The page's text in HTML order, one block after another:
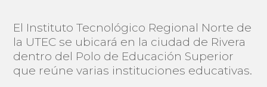
El Instituto Tecnológico Regional Norte de
la UTEC se ubicará en la ciudad de Rivera
dentro del Polo de Educación Superior
que reúne varias instituciones educativas.